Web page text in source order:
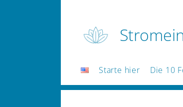
Starte hier Die 10